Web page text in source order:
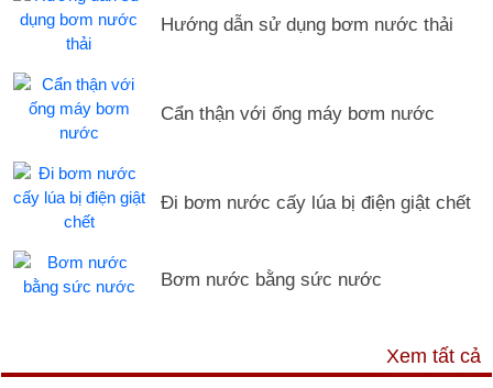
Hướng dẫn sử dụng bơm nước thải
Cẩn thận với ống máy bơm nước
Đi bơm nước cấy lúa bị điện giật chết
Bơm nước bằng sức nước
Xem tất cả